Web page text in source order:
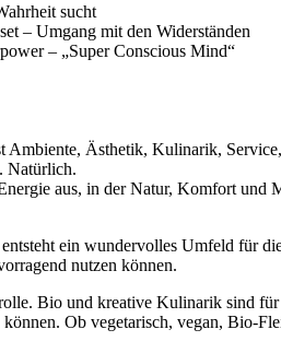
sucht
– Umgang mit den Widerständen
– „Super Conscious Mind“
Ästhetik, Kulinarik,
Natürlich.
aus, in der Natur, Komfort
ein wundervolles Umfeld für
nutzen können.
Bio und kreative Kulinarik sind
können. Ob vegetarisch, vegan, Bio-